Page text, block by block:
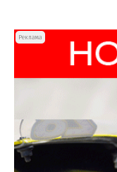
Реклама